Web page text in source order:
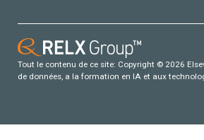
Tout le contenu de ce site: Copyright © 2026
de données, a la formation en IA et aux